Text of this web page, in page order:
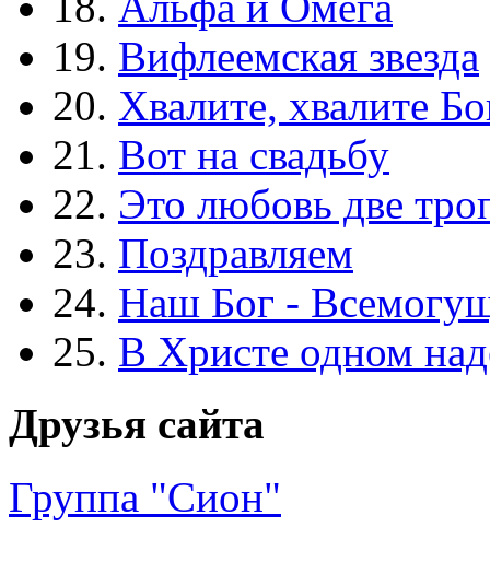
19. Вифлеемская звезда
20. Хвалите, хвалите
21. Вот на свадьбу
22. Это любовь две
23. Поздравляем
24. Наш Бог -
25. В Христе одном
Друзья сайта
Группа "Сион"